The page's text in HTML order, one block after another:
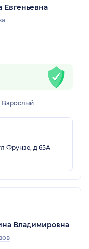
Евгеньевна
Взрослый
Фрунзе, д 65А
Владимировна